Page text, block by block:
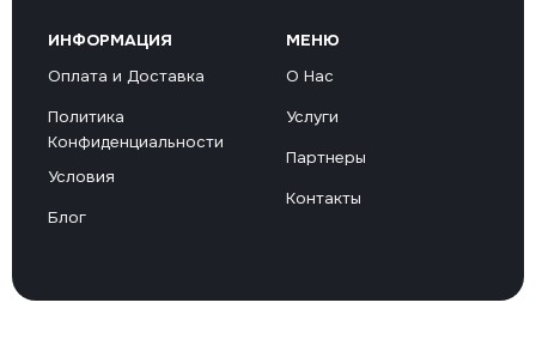
ИНФОРМАЦИЯ
Оплата и Доставка
Политика
Конфиденциальности
Условия
Блог
МЕНЮ
О Нас
Услуги
Партнеры
Контакты